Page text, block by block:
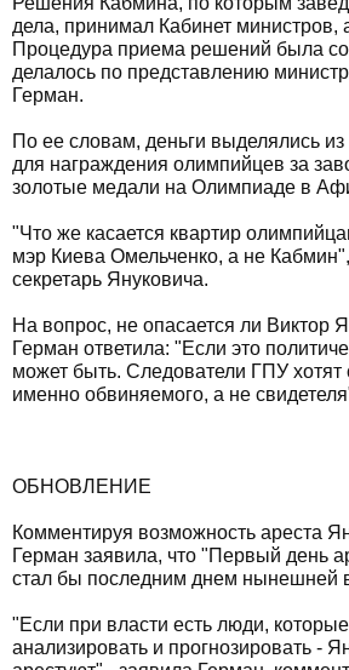
дела, принимал Кабинет министров,
Процедура приема решений была
делалось по представлению
Герман.
По ее словам, деньги выделялись
для награждения олимпийцев за
золотые медали на Олимпиаде в
"Что же касается квартир
мэр Киева Омельченко, а не
секретарь Януковича.
На вопрос, не опасается ли Виктор
Герман ответила: "Если это
может быть. Следователи ГПУ хотят
именно обвиняемого, а не
ОБНОВЛЕНИЕ
Комментируя возможность ареста
Герман заявила, что "Первый день
стал бы последним днем нынешней
"Если при власти есть люди,
анализировать и прогнозировать -